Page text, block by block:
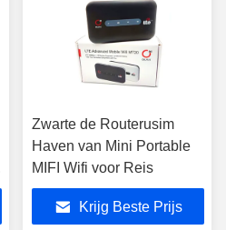
Zwarte de Routerusim
Haven van Mini Portable
MIFI Wifi voor Reis
Krijg Beste Prijs